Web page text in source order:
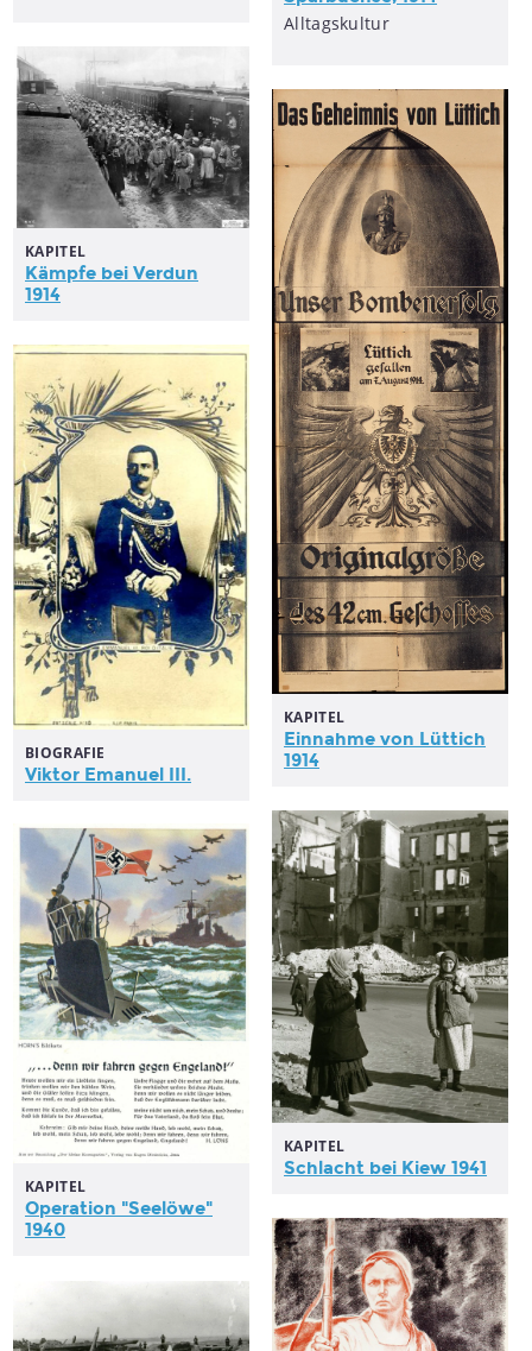
Alltagskultur
KAPITEL
Kämpfe bei Verdun
1914
KAPITEL
Einnahme von Lüttich
1914
BIOGRAFIE
Viktor Emanuel III.
KAPITEL
Schlacht bei Kiew 1941
KAPITEL
Operation "Seelöwe"
1940